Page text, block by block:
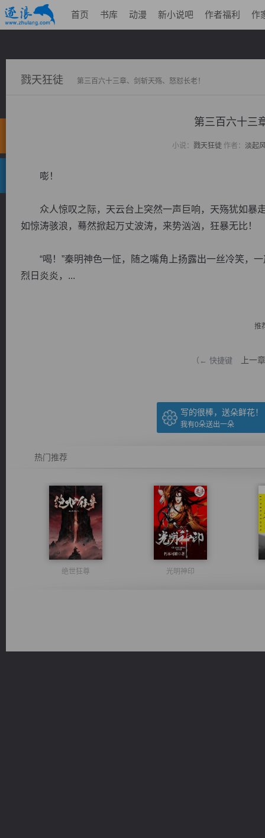
首页 书库 动漫 新小说吧 作者福利 作
戮天狂徒 第三百六十三章、剑斩天殇、怒怼长老！
第三百六十三
小说： 戮天狂徒作者： 淡起
嘭！
众人惊叹之际，天云台上突然一声巨响，天殇犹如暴
如惊涛骇浪，蓦然掀起万丈波涛，来势汹汹，狂暴无比！
“喝！”秦明神色一怔，随之嘴角上扬露出一丝冷笑，
烈日炎炎，...
推
（← 快捷键 上一章
写的很棒，送朵鲜花！
我有0朵送出一朵
热门推荐
绝世狂尊 光明神印